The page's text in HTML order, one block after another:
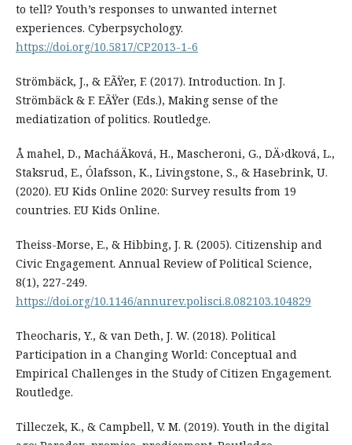
to tell? Youth’s responses to unwanted internet
experiences. Cyberpsychology.
https://doi.org/10.5817/CP2013-1-6
Strömbäck, J., & EÃŸer, F. (2017). Introduction. In J.
Strömbäck & F. EÃŸer (Eds.), Making sense of the
mediatization of politics. Routledge.
Å mahel, D., MacháÄková, H., Mascheroni, G., DÄ›dková, L.,
Staksrud, E., Ólafsson, K., Livingstone, S., & Hasebrink, U.
(2020). EU Kids Online 2020: Survey results from 19
countries. EU Kids Online.
Theiss-Morse, E., & Hibbing, J. R. (2005). Citizenship and
Civic Engagement. Annual Review of Political Science,
8(1), 227-249.
https://doi.org/10.1146/annurev.polisci.8.082103.104829
Theocharis, Y., & van Deth, J. W. (2018). Political
Participation in a Changing World: Conceptual and
Empirical Challenges in the Study of Citizen Engagement.
Routledge.
Tilleczek, K., & Campbell, V. M. (2019). Youth in the digital